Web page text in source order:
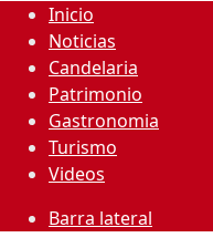
Inicio
Noticias
Candelaria
Patrimonio
Gastronomia
Turismo
Videos
Barra lateral